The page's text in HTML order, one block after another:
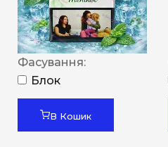
Фасування:
Блок
В Кошик